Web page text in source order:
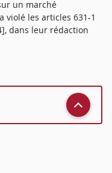
un marché
violé les articles 631-1
dans leur rédaction